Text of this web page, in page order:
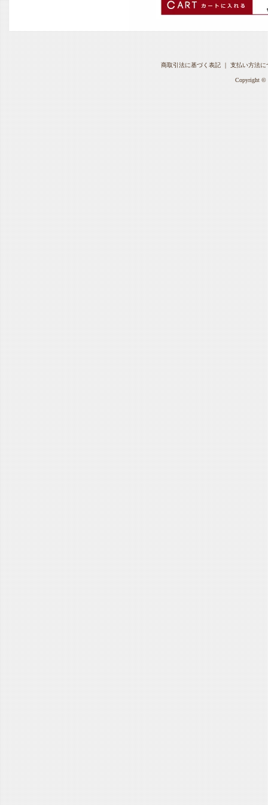
商取引法に基づく表記｜支払い方法に
Copyright ©